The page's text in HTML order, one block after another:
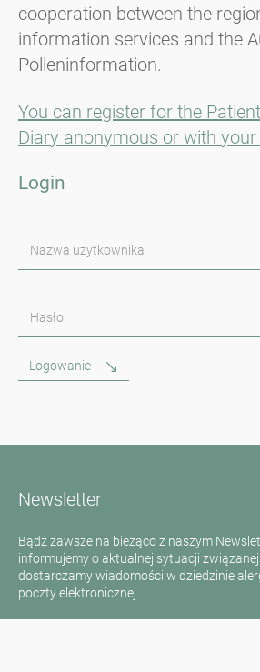
cooperation between the
information services and the
Polleninformation.
You can register for the
Diary anonymous or with your
Login
Nazwa użytkownika
Hasło
Logowanie
Newsletter
Bądź zawsze na bieżąco z naszym
informujemy o aktualnej sytuacji związanej
dostarczamy wiadomości w dziedzinie
poczty elektronicznej